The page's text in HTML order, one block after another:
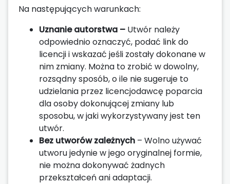
Na następujących warunkach:
Uznanie autorstwa – Utwór należy
odpowiednio oznaczyć, podać link do
licencji i wskazać jeśli zostały dokonane w
nim zmiany. Można to zrobić w dowolny,
rozsądny sposób, o ile nie sugeruje to
udzielania przez licencjodawcę poparcia
dla osoby dokonującej zmiany lub
sposobu, w jaki wykorzystywany jest ten
utwór.
Bez utworów zależnych – Wolno używać
utworu jedynie w jego oryginalnej formie,
nie można dokonywać żadnych
przekształceń ani adaptacji.